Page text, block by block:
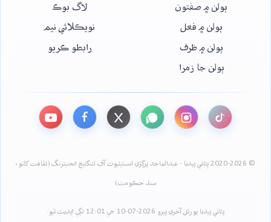
ٻولن ۾ صفتون
ٻولن ۾ فعل
ٻولن ۾ ظرف
ٻولن جا زمرا
لاگ بوڪ
نويڪلائي نيم
رابطو ڪريو
© 2020-2026 ڀٽائي پيڊيا - عبدالماجد ڀرڳڙي انسٽيٽيوٽ آف لئنگئيج انجنيئرنگ (ثقافت کاتو،
سنڌ حڪومت)
ڀٽائي پيڊيا پورٽل آخري ڀيرو 2026-07-10 جي 12:01 لڳي اپڊيٽ ٿيو.